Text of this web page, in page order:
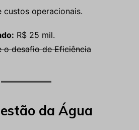
custos operacionais.
R$ 25 mil.
o desafio de Eficiência
da Água